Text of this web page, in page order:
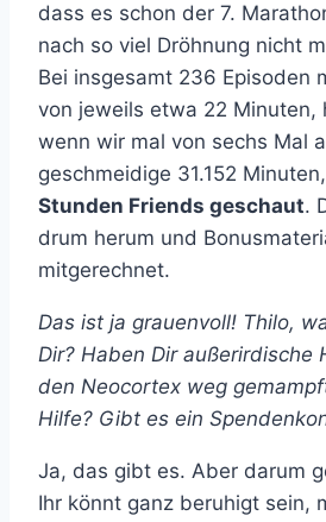
dass es schon der 7.
nach so viel Dröhnung nicht
Bei insgesamt 236 Episoden
von jeweils etwa 22 Minuten,
wenn wir mal von sechs Mal
geschmeidige 31.152
Stunden Friends geschaut.
drum herum und
mitgerechnet.
Das ist ja grauenvoll! Thilo,
Dir? Haben Dir außerirdische
den Neocortex weg
Hilfe? Gibt es ein
Ja, das gibt es. Aber darum
Ihr könnt ganz beruhigt sein,